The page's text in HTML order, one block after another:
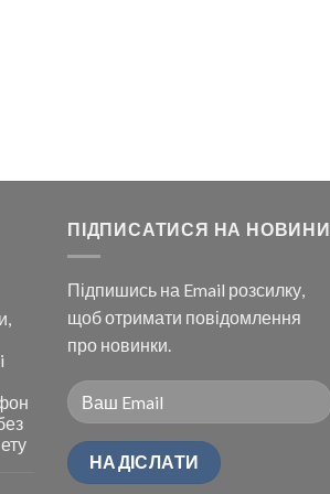
ПІДПИСАТИСЯ НА НОВИНИ
Підпишись на Email розсилку,
щоб отримати повідомлення
про новинки.